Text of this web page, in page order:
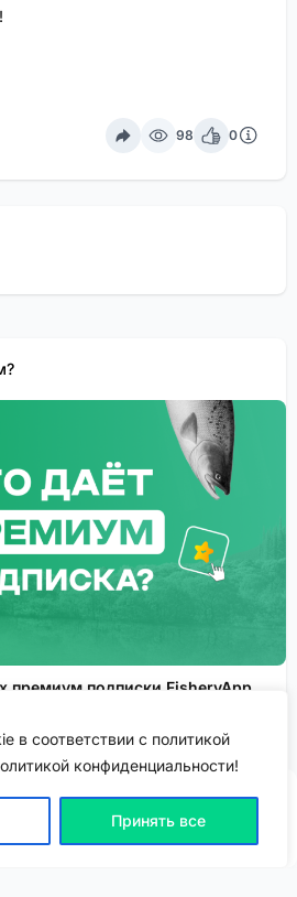
в соответствии с политикой
конфиденциальности!
Принять все
98 0
премиум подписки FisheryApp
ВХОД | РЕГИСТРАЦИЯ